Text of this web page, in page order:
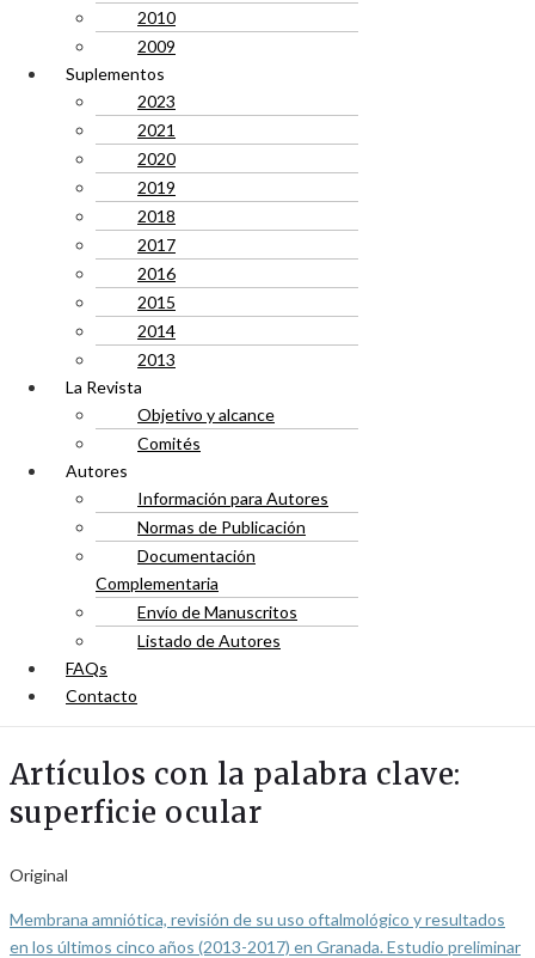
2010
2009
Suplementos
2023
2021
2020
2019
2018
2017
2016
2015
2014
2013
La Revista
Objetivo y alcance
Comités
Autores
Información para Autores
Normas de Publicación
Documentación
Complementaria
Envío de Manuscritos
Listado de Autores
FAQs
Contacto
Artículos con la palabra clave:
superficie ocular
Original
Membrana amniótica, revisión de su uso oftalmológico y resultados
en los últimos cinco años (2013-2017) en Granada. Estudio preliminar